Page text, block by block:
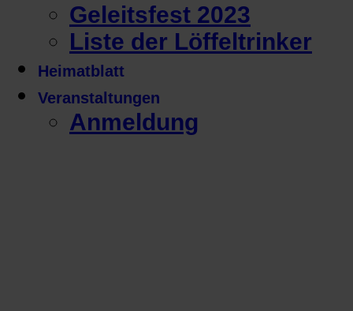
Geleitsfest 2023
Liste der Löffeltrinker
Heimatblatt
Veranstaltungen
Anmeldung